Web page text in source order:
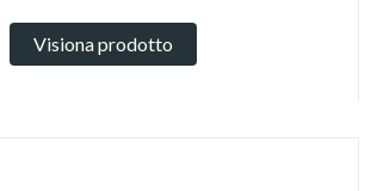
Visiona prodotto